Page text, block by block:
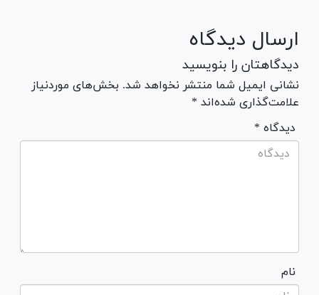
ارسال دیدگاه
دیدگاهتان را بنویسید
نشانی ایمیل شما منتشر نخواهد شد. بخش‌های موردنیاز
علامت‌گذاری شده‌اند *
* دیدگاه
نام